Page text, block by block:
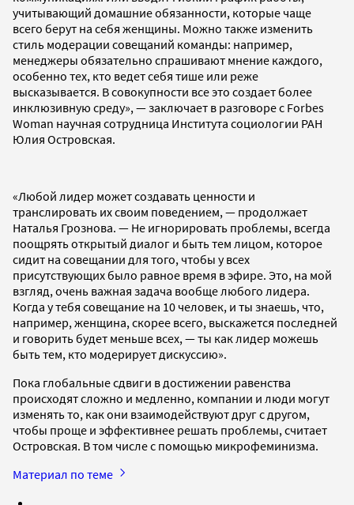
учитывающий домашние обязанности, которые чаще
всего берут на себя женщины. Можно также изменить
стиль модерации совещаний команды: например,
менеджеры обязательно спрашивают мнение каждого,
особенно тех, кто ведет себя тише или реже
высказывается. В совокупности все это создает более
инклюзивную среду», — заключает в разговоре с Forbes
Woman научная сотрудница Института социологии РАН
Юлия Островская.
«Любой лидер может создавать ценности и
транслировать их своим поведением, — продолжает
Наталья Грознова. — Не игнорировать проблемы, всегда
поощрять открытый диалог и быть тем лицом, которое
сидит на совещании для того, чтобы у всех
присутствующих было равное время в эфире. Это, на мой
взгляд, очень важная задача вообще любого лидера.
Когда у тебя совещание на 10 человек, и ты знаешь, что,
например, женщина, скорее всего, выскажется последней
и говорить будет меньше всех, — ты как лидер можешь
быть тем, кто модерирует дискуссию».
Пока глобальные сдвиги в достижении равенства
происходят сложно и медленно, компании и люди могут
изменять то, как они взаимодействуют друг с другом,
чтобы проще и эффективнее решать проблемы, считает
Островская. В том числе с помощью микрофеминизма.
Материал по теме